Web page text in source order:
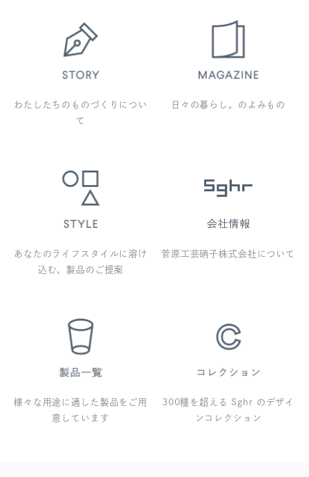
わたしたちのものづくりについ
て
日々の暮らし。のよみもの
あなたのライフスタイルに溶け
込む、製品のご提案
菅原工芸硝子株式会社について
様々な用途に適した製品をご用
意しています
300種を超える Sghr のデザイ
ンコレクション